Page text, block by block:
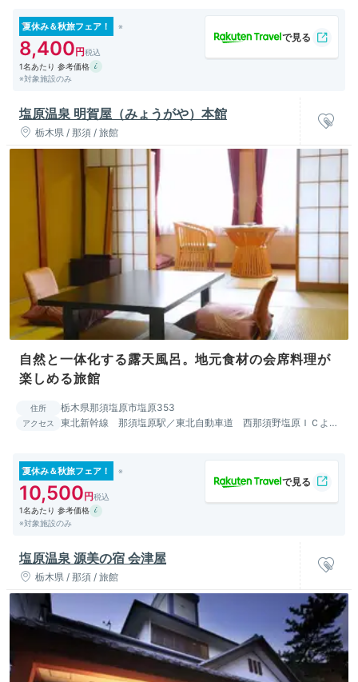
夏休み＆秋旅フェア！
8,400
1名あたり 参考価格
※対象施設のみ
塩原温泉 明賀屋（みょうがや）本館
栃木県 / 那須 / 旅館
自然と一体化する露天風呂。地元食材の会席料理が
楽しめる旅館
住所 栃木県那須塩原市塩原353
アクセス
東北新幹線 那須塩原駅／東北自動車道 西那須野塩原ＩＣより
夏休み＆秋旅フェア！
10,500
1名あたり 参考価格
※対象施設のみ
塩原温泉 源美の宿 会津屋
栃木県 / 那須 / 旅館